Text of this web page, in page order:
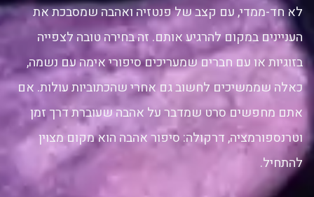
לא חד-ממדי, עם קצב של פנטזיה ואהבה שמסבכת את
העניינים במקום להרגיע אותם. זה בחירה טובה לצפייה
בזוגיות או עם חברים שמעריכים סיפורי אימה עם נשמה,
כאלה שממשיכים לחשוב גם אחרי שהכתוביות עולות. אם
אתם מחפשים סרט שמדבר על אהבה שעוברת דרך זמן
וטרנספורמציה, דרקולה: סיפור אהבה הוא מקום מצוין
להתחיל.